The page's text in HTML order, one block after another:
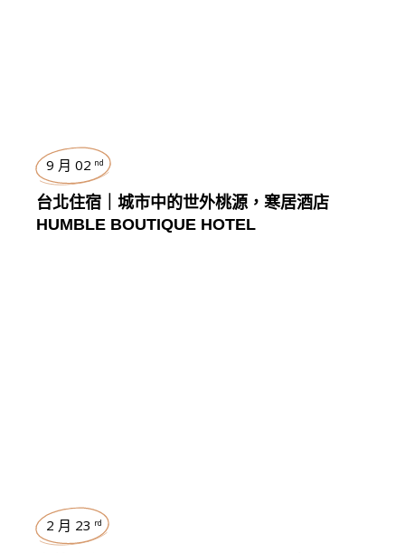
9 月 02 nd
台北住宿｜城市中的世外桃源，寒居酒店
HUMBLE BOUTIQUE HOTEL
2 月 23 rd